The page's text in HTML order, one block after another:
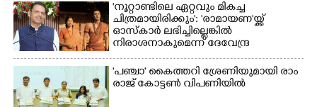
'നൂറ്റാണ്ടിലെ ഏറ്റവും മികച്ച
ചിത്രമായിരിക്കും': 'രാമായണ'യ്ക്ക്
ഓസ്കാ‌ർ ലഭിച്ചില്ലെങ്കിൽ
നിരാശനാകുമെന്ന് ദേവേന്ദ്ര
ഫഡ്നാവിസ്
'​പ​ഞ്ചാ​'​ ​കൈ​ത്ത​റി​ ​ശ്രേ​ണി​യു​മാ​യി​ ​രാം​
രാ​ജ് ​കോ​ട്ടൺ വിപണിയിൽ